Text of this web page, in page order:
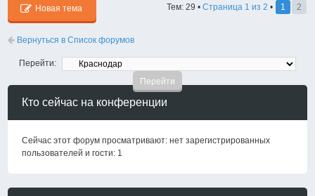
Новая тема Тем: 29 • Страница 1 из 2 • 1 2
Вернуться в Список форумов
Перейти:
Кто сейчас на конференции
Сейчас этот форум просматривают: нет зарегистрированных
пользователей и гости: 1